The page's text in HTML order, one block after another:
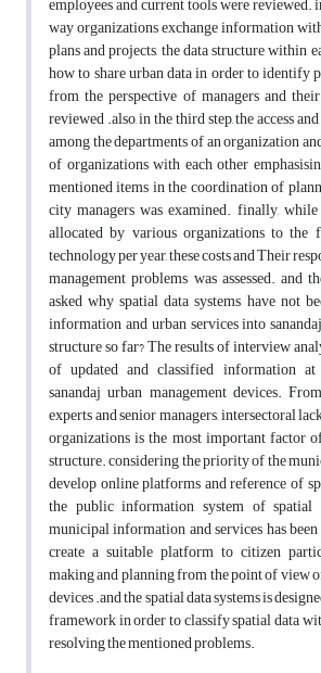
way organizations exchange information
plans and projects, the data structure within
how to share urban data in order to identify
from the perspective of managers and
reviewed .also, in the third step, the access
among the departments of an organization
of organizations with each other
mentioned items in the coordination of
city managers was examined. finally,
allocated by various organizations to
technology per year, these costs and Their
management problems was assessed. and
asked why spatial data systems have not
information and urban services into
structure so far? The results of interview
of updated and classified information
sanandaj urban management devices.
experts and senior managers, intersectoral
organizations is the most important factor
structure. considering the priority of the
develop online platforms and reference of
the public information system of spatial
municipal information and services has
create a suitable platform to citizen
making and planning from the point of view
devices .and the spatial data systems is
framework in order to classify spatial data
resolving the mentioned problems.